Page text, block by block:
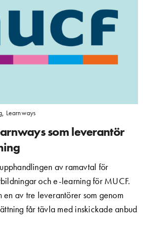
, Learnways
som leverantör
av ramavtal för
och e-learning för MUCF.
en av tre leverantörer som genom
får tävla med inskickade anbud